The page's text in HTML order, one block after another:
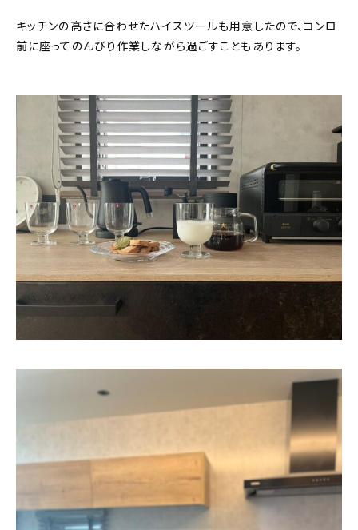
キッチンの高さに合わせたハイスツールも用意したので、コンロ
前に座ってのんびり作業しながら過ごすこともあります。